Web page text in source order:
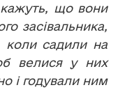
що вони
засівальника,
коли садили на
велися у них
і годували ним